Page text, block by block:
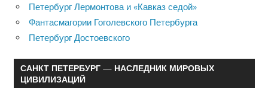
Петербург Лермонтова и «Кавказ седой»
Фантасмагории Гоголевского Петербурга
Петербург Достоевского
САНКТ ПЕТЕРБУРГ — НАСЛЕДНИК МИРОВЫХ
ЦИВИЛИЗАЦИЙ